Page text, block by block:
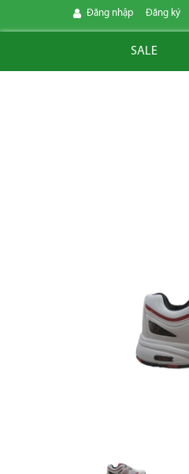
Đăng nhập Đăng ký
SALE